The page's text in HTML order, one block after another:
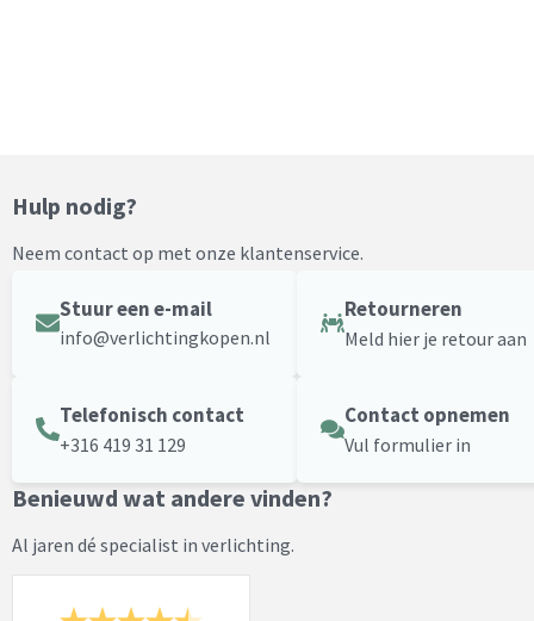
Hulp nodig?
Neem contact op met onze klantenservice.
Stuur een e-mail
info@verlichtingkopen.nl
Retourneren
Meld hier je retour aan
Telefonisch contact
+316 419 31 129
Contact opnemen
Vul formulier in
Benieuwd wat andere vinden?
Al jaren dé specialist in verlichting.